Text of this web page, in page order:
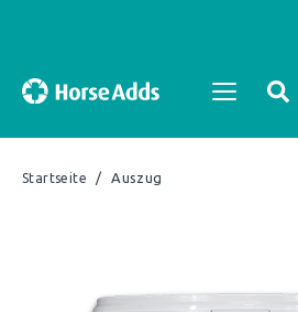
Startseite / Auszug